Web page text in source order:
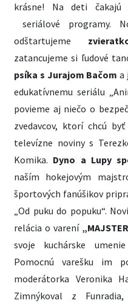
krásne! Na deti
seriálové programy.
odštartujeme
zatancujeme si ľudové
psíka s Jurajom Bačom a
edukatívnemu seriálu
povieme aj niečo o
zvedavcov, ktorí chcú
televízne noviny s
Komika. Dyno a Lupy
naším hokejovým
športových fanúšikov
„Od puku do popuku“.
relácia o varení
svoje kuchárske
Pomocnú varešku im
moderátorka Veronika
Zimnýkoval z